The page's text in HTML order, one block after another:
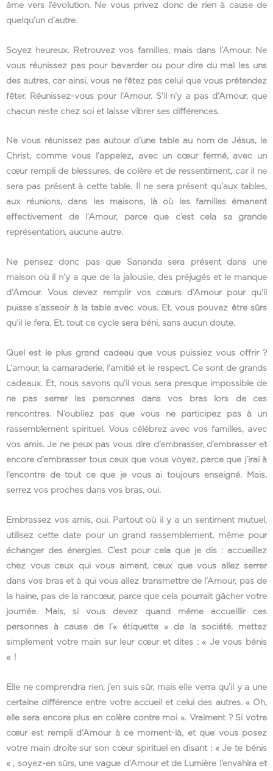
âme vers l’évolution. Ne vous privez donc de rien à cause de
quelqu’un d’autre.
Soyez heureux. Retrouvez vos familles, mais dans l’Amour. Ne
vous réunissez pas pour bavarder ou pour dire du mal les uns
des autres, car ainsi, vous ne fêtez pas celui que vous prétendez
fêter. Réunissez-vous pour l’Amour. S’il n’y a pas d’Amour, que
chacun reste chez soi et laisse vibrer ses différences.
Ne vous réunissez pas autour d’une table au nom de Jésus, le
Christ, comme vous l’appelez, avec un cœur fermé, avec un
cœur rempli de blessures, de colère et de ressentiment, car il ne
sera pas présent à cette table. Il ne sera présent qu’aux tables,
aux réunions, dans les maisons, là où les familles émanent
effectivement de l’Amour, parce que c’est cela sa grande
représentation, aucune autre.
Ne pensez donc pas que Sananda sera présent dans une
maison où il n’y a que de la jalousie, des préjugés et le manque
d’Amour. Vous devez remplir vos cœurs d’Amour pour qu’il
puisse s’asseoir à la table avec vous. Et, vous pouvez être sûrs
qu’il le fera. Et, tout ce cycle sera béni, sans aucun doute.
Quel est le plus grand cadeau que vous puissiez vous offrir ?
L’amour, la camaraderie, l’amitié et le respect. Ce sont de grands
cadeaux. Et, nous savons qu’il vous sera presque impossible de
ne pas serrer les personnes dans vos bras lors de ces
rencontres. N’oubliez pas que vous ne participez pas à un
rassemblement spirituel. Vous célébrez avec vos familles, avec
vos amis. Je ne peux pas vous dire d’embrasser, d’embrasser et
encore d’embrasser tous ceux que vous voyez, parce que j’irai à
l’encontre de tout ce que je vous ai toujours enseigné. Mais,
serrez vos proches dans vos bras, oui.
Embrassez vos amis, oui. Partout où il y a un sentiment mutuel,
utilisez cette date pour un grand rassemblement, même pour
échanger des énergies. C’est pour cela que je dis : accueillez
chez vous ceux qui vous aiment, ceux que vous allez serrer
dans vos bras et à qui vous allez transmettre de l’Amour, pas de
la haine, pas de la rancœur, parce que cela pourrait gâcher votre
journée. Mais, si vous devez quand même accueillir ces
personnes à cause de l’« étiquette » de la société, mettez
simplement votre main sur leur cœur et dites : « Je vous bénis
« !
Elle ne comprendra rien, j’en suis sûr, mais elle verra qu’il y a une
certaine différence entre votre accueil et celui des autres. « Oh,
elle sera encore plus en colère contre moi ». Vraiment ? Si votre
cœur est rempli d’Amour à ce moment-là, et que vous posez
votre main droite sur son cœur spirituel en disant : « Je te bénis
« , soyez-en sûrs, une vague d’Amour et de Lumière l’envahira et